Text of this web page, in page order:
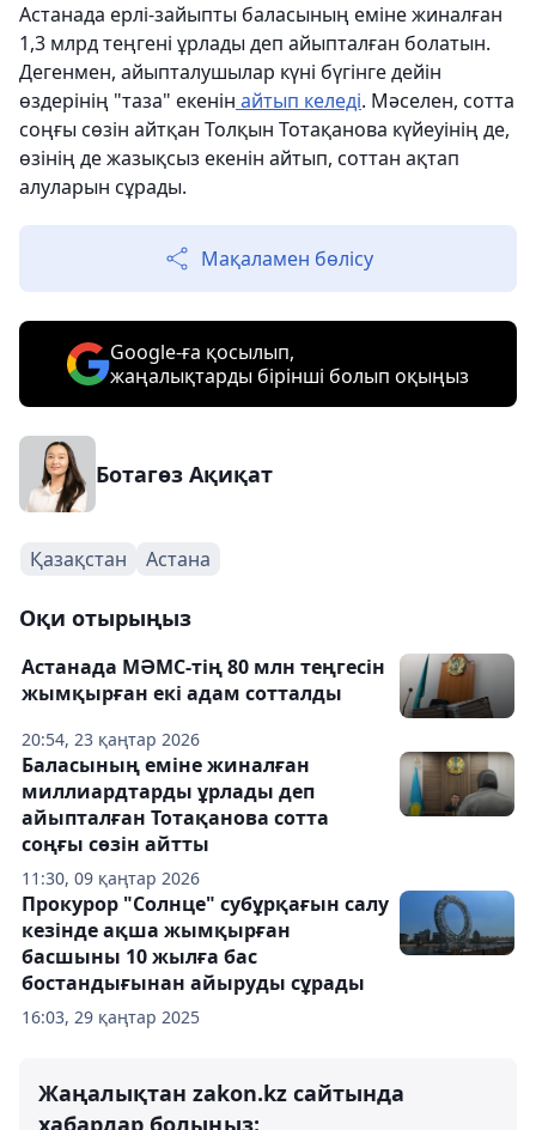
Астанада ерлі-зайыпты баласының еміне жиналған
1,3 млрд теңгені ұрлады деп айыпталған болатын.
Дегенмен, айыпталушылар күні бүгінге дейін
өздерінің "таза" екенін айтып келеді. Мәселен, сотта
соңғы сөзін айтқан Толқын Тотақанова күйеуінің де,
өзінің де жазықсыз екенін айтып, соттан ақтап
алуларын сұрады.
Мақаламен бөлісу
Google-ға қосылып,
жаңалықтарды бірінші болып оқыңыз
Ботагөз Ақиқат
Қазақстан Астана
Оқи отырыңыз
20:54, 23 қаңтар 2026
Астанада МӘМС-тің 80 млн теңгесін
жымқырған екі адам сотталды
11:30, 09 қаңтар 2026
Баласының еміне жиналған
миллиардтарды ұрлады деп
айыпталған Тотақанова сотта
соңғы сөзін айтты
16:03, 29 қаңтар 2025
Прокурор "Солнце" субұрқағын салу
кезінде ақша жымқырған
басшыны 10 жылға бас
бостандығынан айыруды сұрады
Жаңалықтан zakon.kz сайтында
хабардар болыңыз: